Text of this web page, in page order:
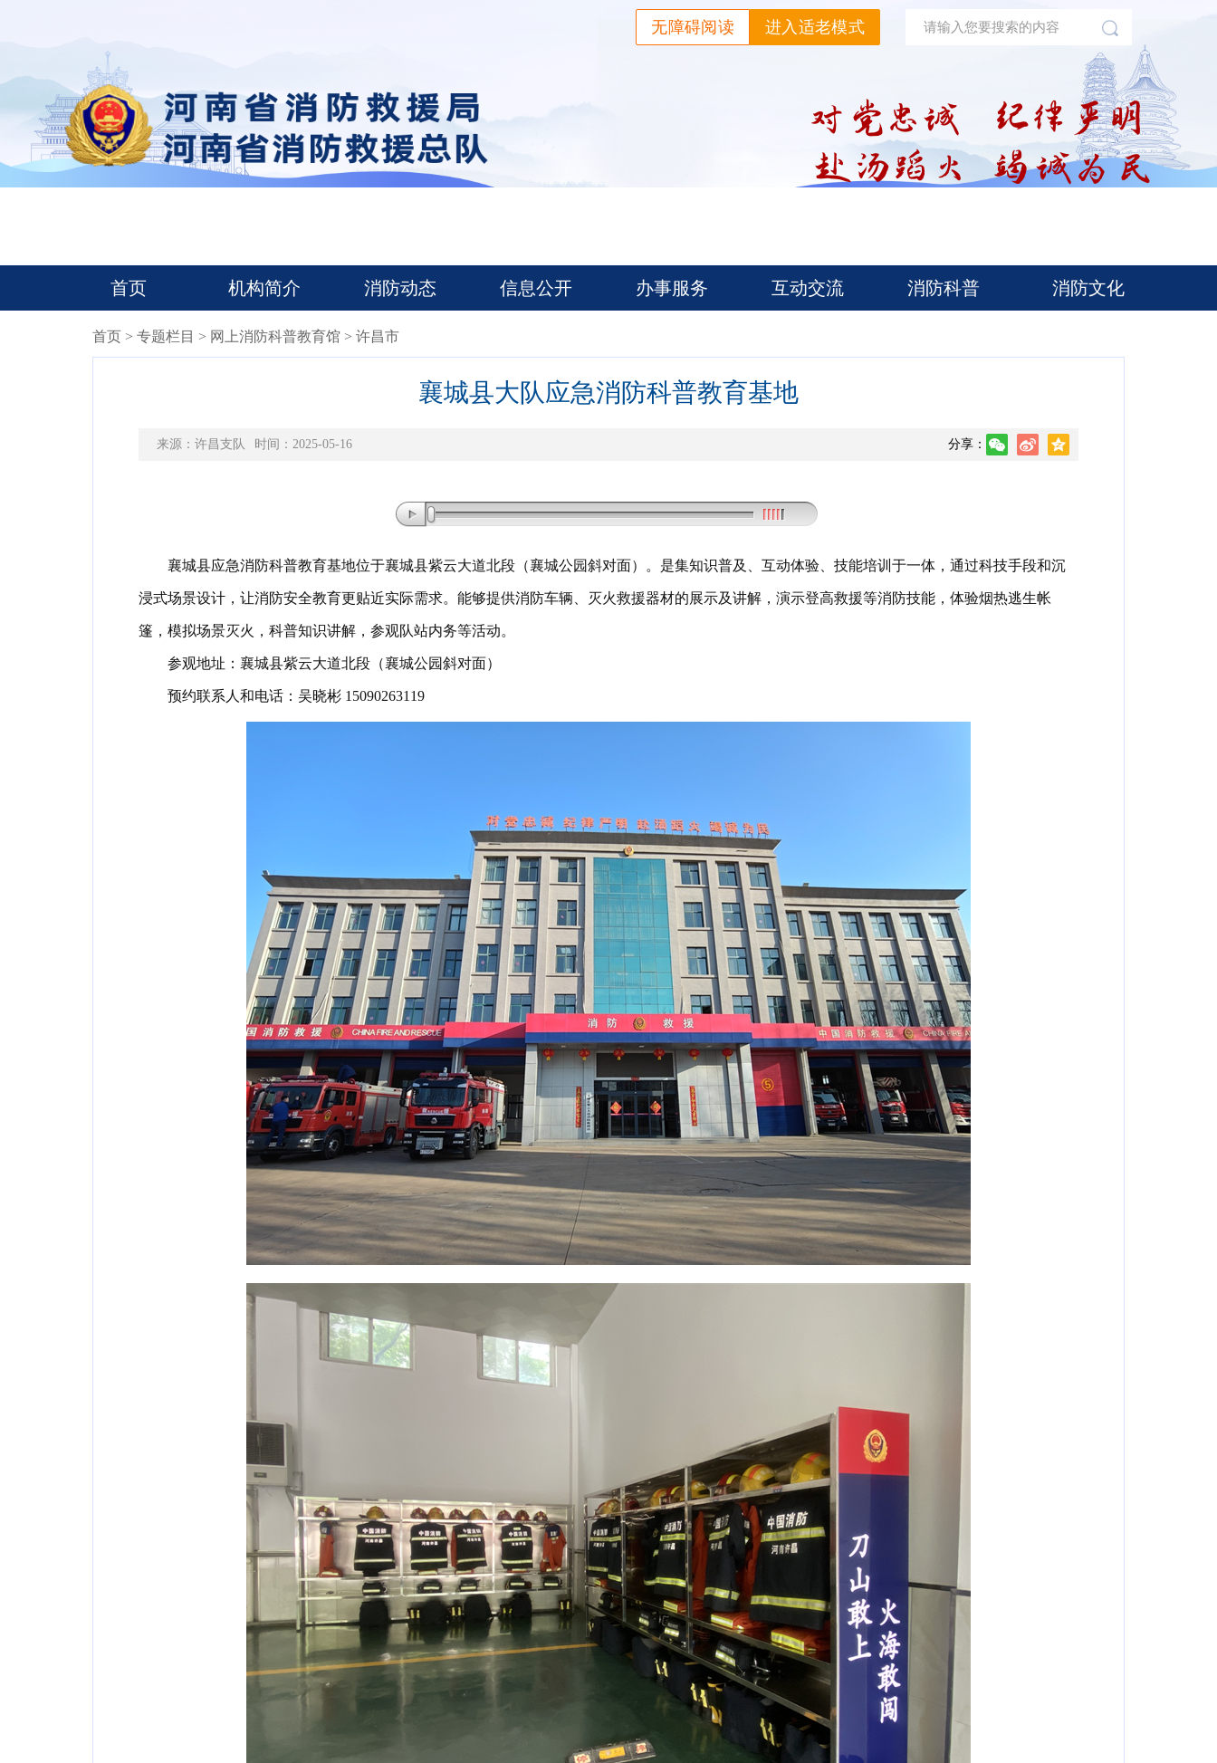
进入适老模式
无障碍阅读
首页 机构简介 消防动态 信息公开 办事服务 互动交流 消防科普 消防文化
首页 > 专题栏目 > 网上消防科普教育馆 > 许昌市
襄城县大队应急消防科普教育基地
来源：许昌支队 时间：2025-05-16 分享：
襄城县应急消防科普教育基地位于襄城县紫云大道北段（襄城公园斜对面） 。 是集知识普及、互动体验、技能培训于一体 ， 通过科技手段和沉
浸式场景设计 ， 让消防安全教育更贴近实际需求。 能够提供消防车辆、灭火救援器材的展示及讲解 ， 演示登高救援等消防技能 ， 体验烟热逃生帐
篷 ， 模拟场景灭火 ， 科普知识讲解 ， 参观队站内务等活动。
参观地址：襄城县紫云大道北段（襄城公园斜对面）
预约联系人和电话：吴晓彬 15090263119